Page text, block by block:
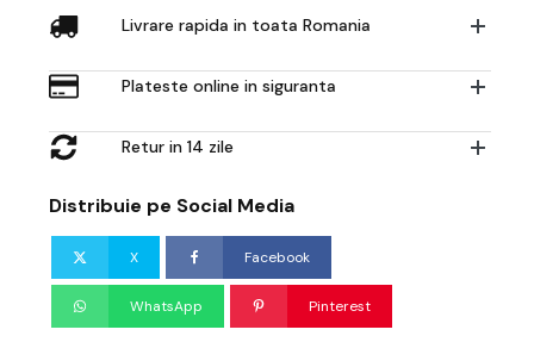
Livrare rapida in toata Romania
Plateste online in siguranta
Retur in 14 zile
Distribuie pe Social Media
X Facebook
WhatsApp Pinterest